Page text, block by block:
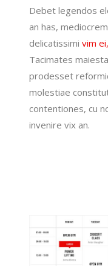
Debet legendos
an has,
delicatissimi vim
Tacimates
prodesset
molestiae
contentiones, cu
invenire vix an.